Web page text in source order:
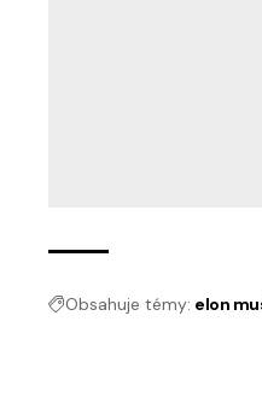
Obsahuje témy: elon